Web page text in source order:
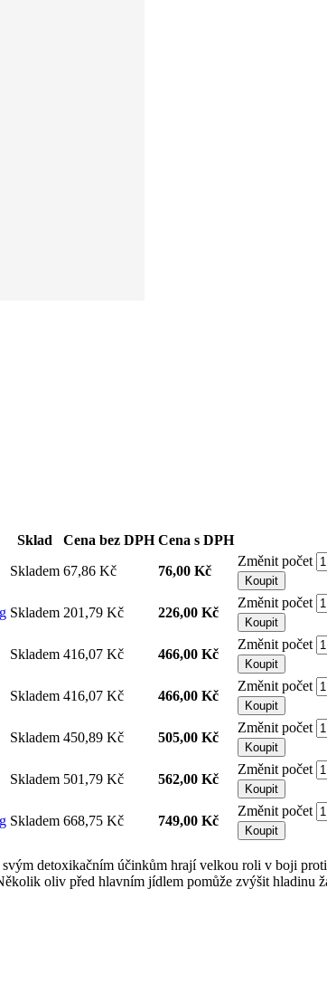
Sklad Cena bez DPH Cena s DPH
Skladem 67,86 Kč 76,00 Kč
Změnit počet
Koupit
Skladem 201,79 Kč 226,00 Kč
Změnit počet
Koupit
Skladem 416,07 Kč 466,00 Kč
Změnit počet
Koupit
Skladem 416,07 Kč 466,00 Kč
Změnit počet
Koupit
Skladem 450,89 Kč 505,00 Kč
Změnit počet
Koupit
Skladem 501,79 Kč 562,00 Kč
Změnit počet
Koupit
Skladem 668,75 Kč 749,00 Kč
Změnit počet
Koupit
detoxikačním účinkům hrají velkou roli v boji
oliv před hlavním jídlem pomůže zvýšit hladinu